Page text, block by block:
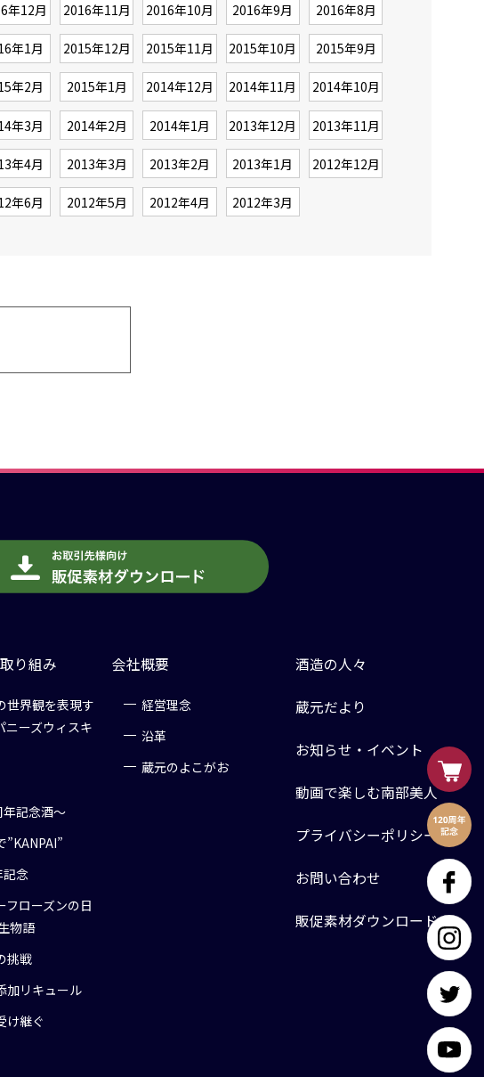
年12月 2016年11月 2016年10月 2016年9月 2016年8月
年1月 2015年12月 2015年11月 2015年10月 2015年9月
年2月 2015年1月 2014年12月 2014年11月 2014年10月
年3月 2014年2月 2014年1月 2013年12月 2013年11月
年4月 2013年3月 2013年2月 2013年1月 2012年12月
年6月 2012年5月 2012年4月 2012年3月
り組み
世界観を表現す
ニーズウィスキ
記念酒～
”KANPAI”
念
フローズンの日
物語
挑戦
加リキュール
け継ぐ
会社概要
経営理念
沿革
蔵元のよこがお
酒造の人々
蔵元だより
お知らせ・イベント
動画で楽しむ南部美人
プライバシーポリシー
お問い合わせ
販促素材ダウンロード